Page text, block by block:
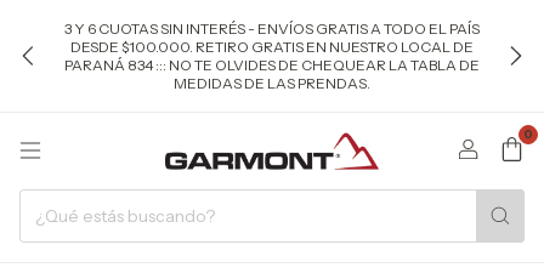
3 Y 6 CUOTAS SIN INTERÉS - ENVÍOS GRATIS A TODO EL PAÍS
DESDE $100.000. RETIRO GRATIS EN NUESTRO LOCAL DE
PARANÁ 834 ::: NO TE OLVIDES DE CHEQUEAR LA TABLA DE
MEDIDAS DE LAS PRENDAS.
0